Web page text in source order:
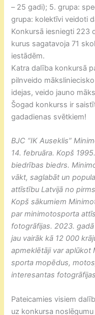
– 25 gadi); 5. grupa:
grupa: kolektīvi veidoti
Konkursā iesniegti 223
kurus sagatavoja 71
iestādēm.
Katra dalība konkursā
pilnveido
idejas, veido jauno
Šogad konkurss ir
gadadienas svētkiem!
BJC “IK Auseklis”
14. februāra. Kopš
biedrības biedrs.
vākt, saglabāt un
attīstību Latvijā no
Kopš sākumiem
par minimotosporta
fotogrāfijas. 2023.
jau vairāk kā 12 000
apmeklētāji var aplūkot
sporta mopēdus,
interesantas
Pateicamies visiem
uz konkursa noslēgumu